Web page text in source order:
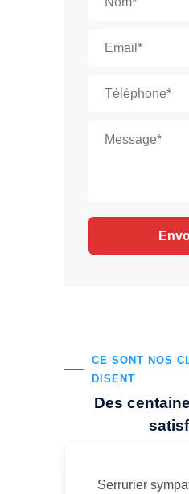
CE SONT NOS
DISENT
Des
Serrurier